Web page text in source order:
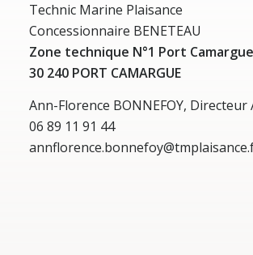
Technic Marine Plaisance
Concessionnaire BENETEAU
Zone technique N°1 Port Camargue
30 240 PORT CAMARGUE
Ann-Florence BONNEFOY, Directeur
06 89 11 91 44